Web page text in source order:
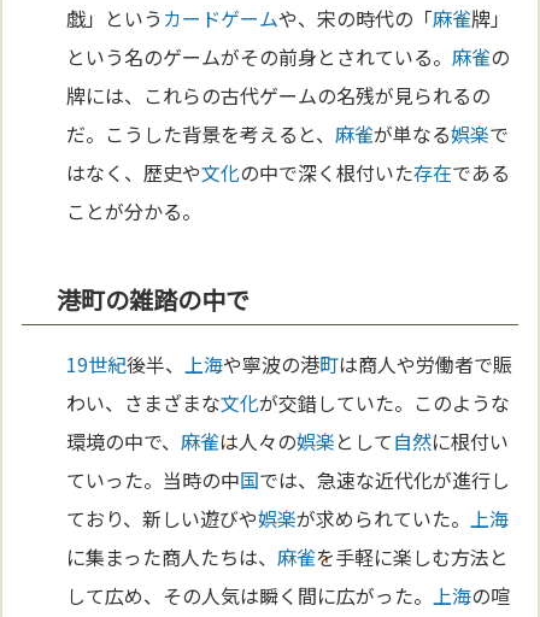
戯」という カードゲームや、宋の時代の「麻雀牌」
という名のゲームがその前身とされている。麻雀の
牌には、これらの古代ゲームの名残が見られるの
だ。こうした背景を考えると、麻雀が単なる娯楽で
はなく、歴史や文化の中で深く根付いた存在である
ことが分かる。
港町の雑踏の中で
19世紀後半、 上海や寧波の港町は商人や労働者で賑
わい、さまざまな文化が交錯していた。このような
環境の中で、 麻雀は人々の娯楽として自然に根付い
ていった。当時の中国では、急速な近代化が進行し
ており、新しい遊びや娯楽が求められていた。
上海
に集まった商人たちは、 麻雀を手軽に楽しむ方法と
して広め、その人気は瞬く間に広がった。
上海の喧